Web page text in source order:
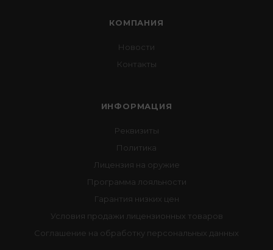
КОМПАНИЯ
Новости
Контакты
ИНФОРМАЦИЯ
Реквизиты
Политика
Лицензия на оружие
Программа лояльности
Гарантия низких цен
Условия продажи лицензионных товаров
Соглашение на обработку персональных данных